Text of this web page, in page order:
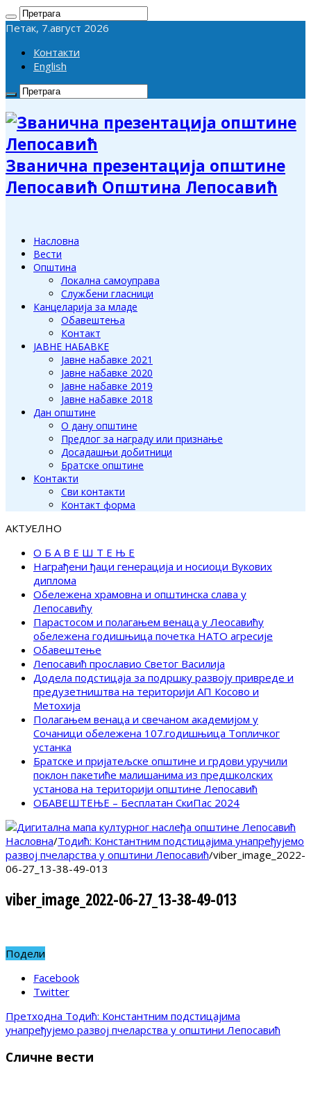
Петак, 7.август 2026
Контакти
English
Званична презентација општине
Лепосавић Општина Лепосавић
Насловна
Вести
Општина
Локална самоуправа
Службени гласници
Канцеларија за младе
Обавештења
Контакт
ЈАВНЕ НАБАВКЕ
Јавне набавке 2021
Јавне набавке 2020
Јавне набавке 2019
Јавне набавке 2018
Дан општине
О дану општине
Предлог за награду или признање
Досадашњи добитници
Братске општине
Контакти
Сви контакти
Контакт форма
АКТУЕЛНО
О Б А В Е Ш Т Е Њ Е
Награђени ђаци генерација и носиоци Вукових
диплома
Обележена храмовна и општинска слава у
Лепосавићу
Парастосом и полагањем венаца у Леосавићу
обележена годишњица почетка НАТО агресије
Обавештење
Лепосавић прославио Светог Василија
Додела подстицаја за подршку развоју привреде и
предузетништва на територији АП Косово и
Метохија
Полагањем венаца и свечаном академијом у
Сочаници обележена 107.годишњица Топличког
устанка
Братске и пријатељске општине и грдови уручили
поклон пакетиће малишанима из предшколских
установа на територији општине Лепосавић
ОБАВЕШТЕЊЕ – Бесплатан СкиПас 2024
Насловна/Тодић: Константним подстицајима унапређујемо
развој пчеларства у општини Лепосавић/viber_image_2022-
06-27_13-38-49-013
viber_image_2022-06-27_13-38-49-013
Подели
Facebook
Twitter
Претходна Тодић: Константним подстицајима
унапређујемо развој пчеларства у општини Лепосавић
Сличне вести